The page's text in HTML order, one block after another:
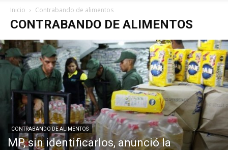
Digital
Inicio Contrabando de alimentos
CONTRABANDO DE ALIMENTOS
CONTRABANDO DE ALIMENTOS
MP, sin identificarlos, anunció la